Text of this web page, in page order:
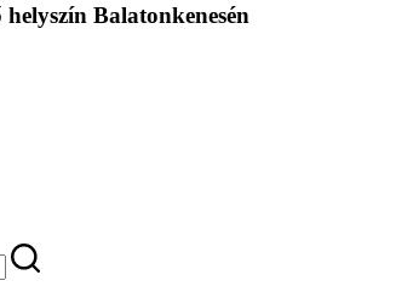
Balatonkenesén